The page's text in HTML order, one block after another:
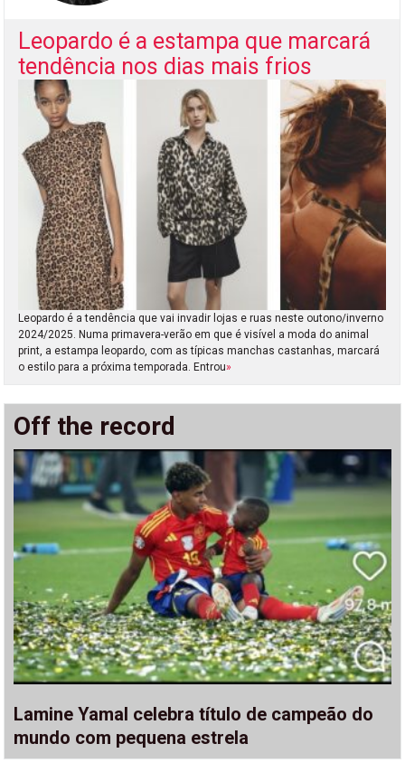
Leopardo é a estampa que marcará
tendência nos dias mais frios
Leopardo é a tendência que vai invadir lojas e ruas neste outono/inverno
2024/2025. Numa primavera-verão em que é visível a moda do animal
print, a estampa leopardo, com as típicas manchas castanhas, marcará
o estilo para a próxima temporada. Entrou»
Off the record
Lamine Yamal celebra título de campeão do
mundo com pequena estrela